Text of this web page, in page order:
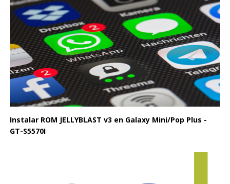
Instalar ROM JELLYBLAST v3 en Galaxy Mini/Pop Plus -
GT-S5570I